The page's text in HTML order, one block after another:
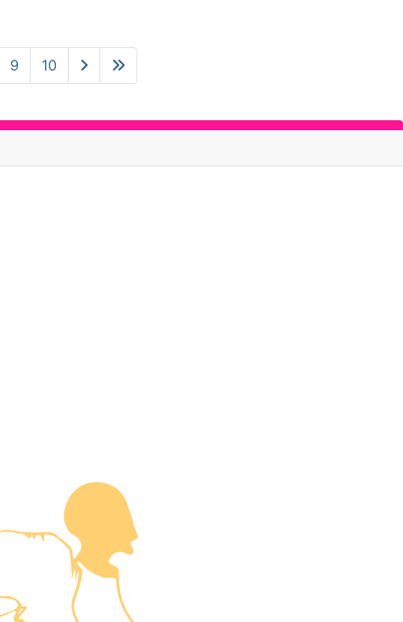
9 10